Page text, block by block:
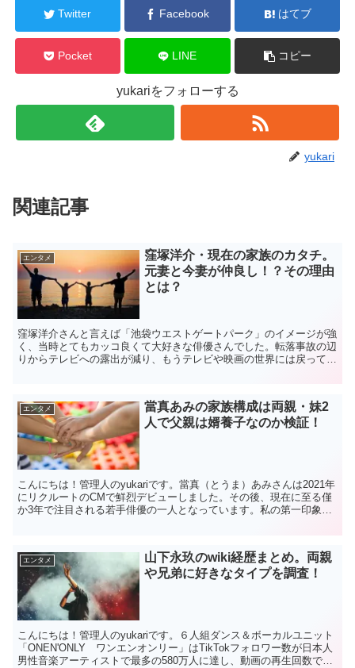
Twitter Facebook はてブ
Pocket LINE コピー
yukariをフォローする
yukari
関連記事
エンタメ
窪塚洋介・現在の家族のカタチ。
元妻と今妻が仲良し！？その理由
とは？
窪塚洋介さんと言えば「池袋ウエストゲートパーク」のイメージが強
く、当時とてもカッコ良くて大好きな俳優さんでした。転落事故の辺
りからテレビへの露出が減り、もうテレビや映画の世界には戻って来
エンタメ
當真あみの家族構成は両親・妹2
人で父親は婿養子なのか検証！
こんにちは！管理人のyukariです。當真（とうま）あみさんは2021年
にリクルートのCMで鮮烈デビューしました。その後、現在に至る僅
か3年で注目される若手俳優の一人となっています。私の第一印象は
エンタメ
山下永玖のwiki経歴まとめ。両親
や兄弟に好きなタイプを調査！
こんにちは！管理人のyukariです。６人組ダンス＆ボーカルユニット
「ONEN'ONLY ワンエンオンリー」はTikTokフォロワー数が日本人
男性音楽アーティストで最多の580万人に達し、動画の再生回数では